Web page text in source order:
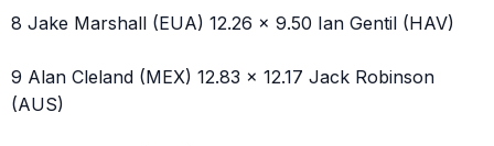
8 Jake Marshall (EUA) 12.26 x 9.50 Ian Gentil (HAV)
9 Alan Cleland (MEX) 12.83 x 12.17 Jack Robinson
(AUS)